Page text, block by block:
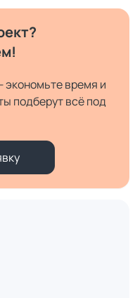
экономьте время и
подберут всё под